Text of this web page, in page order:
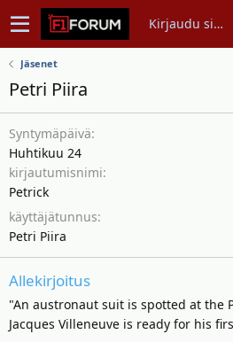
Kirjaudu sisään
Jäsenet
Petri Piira
Syntymäpäivä
Huhtikuu 24
kirjautumisnimi
Petrick
käyttäjätunnus
Petri Piira
Allekirjoitus
"An austronaut suit is spotted at the
Jacques Villeneuve is ready for his